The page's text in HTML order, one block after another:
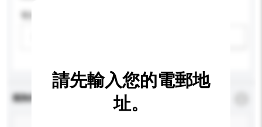
查詢內容
請先輸入您的電郵地
址。